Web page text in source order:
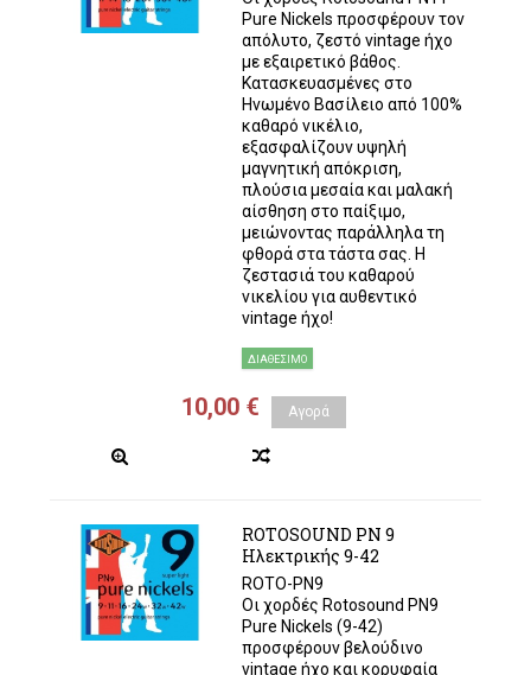
Pure Nickels προσφέρουν τον
απόλυτο, ζεστό vintage ήχο
με εξαιρετικό βάθος.
Κατασκευασμένες στο
Ηνωμένο Βασίλειο από 100%
καθαρό νικέλιο,
εξασφαλίζουν υψηλή
μαγνητική απόκριση,
πλούσια μεσαία και μαλακή
αίσθηση στο παίξιμο,
μειώνοντας παράλληλα τη
φθορά στα τάστα σας. Η
ζεστασιά του καθαρού
νικελίου για αυθεντικό
vintage ήχο!
ΔΙΑΘΈΣΙΜΟ
10,00 € Αγορά
ROTOSOUND PN 9
Ηλεκτρικής 9-42
ROTO-PN9
Οι χορδές Rotosound PN9
Pure Nickels (9-42)
προσφέρουν βελούδινο
vintage ήχο και κορυφαία